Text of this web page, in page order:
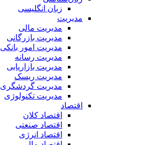
زبان انگلیسی
مدیریت
مدیریت مالی
مدیریت بازرگانی
مدیریت امور بانکی
مدیریت رسانه
مدیریت بازاریابی
مدیریت ریسک
مدیریت گردشگری
مدیریت تکنولوژی
اقتصاد
اقتصاد کلان
اقتصاد صنعتی
اقتصاد انرژی